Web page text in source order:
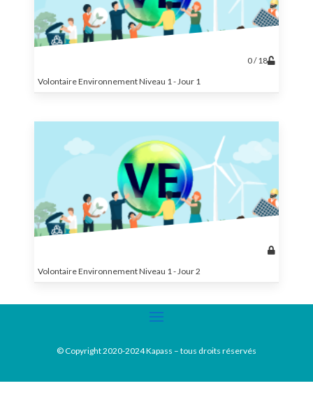
0 / 18
Volontaire Environnement Niveau 1 - Jour 1
Volontaire Environnement Niveau 1 - Jour 2
© Copyright 2020-2024 Kapass – tous droits réservés